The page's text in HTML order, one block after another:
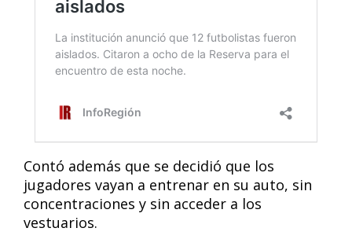
Contó además que se decidió que los
jugadores vayan a entrenar en su auto, sin
concentraciones y sin acceder a los
vestuarios.